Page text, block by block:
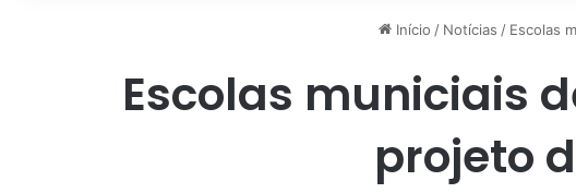
Início / Notícias / Escolas
Escolas municiais
projeto